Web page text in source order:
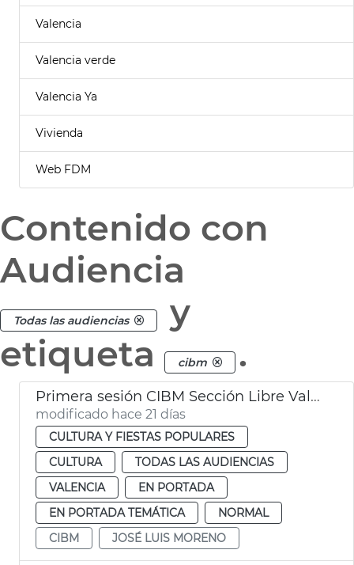
Valencia
Valencia verde
Valencia Ya
Vivienda
Web FDM
Contenido con
Audiencia
Todas las audiencias
y
etiqueta
cibm .
Primera sesión CIBM Sección Libre València
modificado hace 21 días
CULTURA Y FIESTAS POPULARES
CULTURA
TODAS LAS AUDIENCIAS
VALENCIA
EN PORTADA
EN PORTADA TEMÁTICA
NORMAL
CIBM
JOSÉ LUIS MORENO